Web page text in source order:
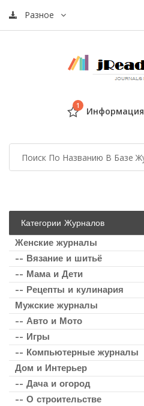
Разное
1 Информация
Категории Журналов
Женские журналы
-- Вязание и шитьё
-- Мама и Дети
-- Рецепты и кулинария
Мужские журналы
-- Авто и Мото
-- Игры
-- Компьютерные журналы
Дом и Интерьер
-- Дача и огород
-- О строительстве